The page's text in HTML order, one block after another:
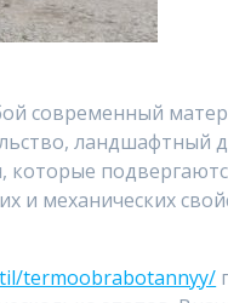
современный
ландшафтный
которые
и механических
termoobrabotannyy/